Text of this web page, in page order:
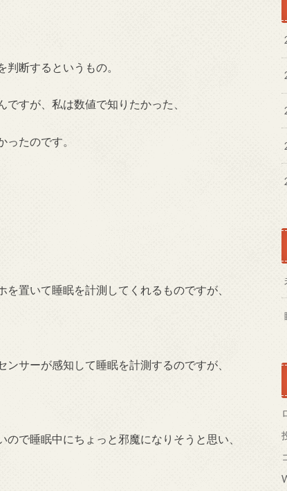
断するというもの。
すが、私は数値で知りたかった、
たのです。
置いて睡眠を計測してくれるものですが、
サーが感知して睡眠を計測するのですが、
で睡眠中にちょっと邪魔になりそうと思い、